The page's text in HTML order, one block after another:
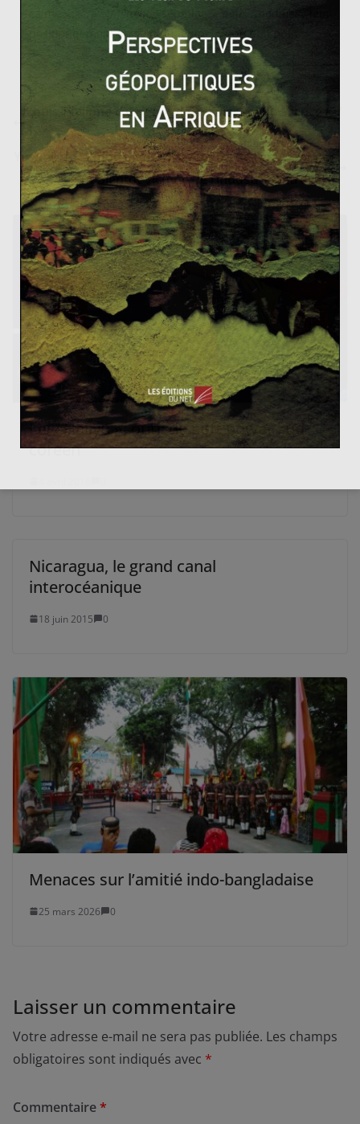
calme et à la paix, semblant déjà modifier leur
positionnement au sein du jeu politique philippin.
Louis-Philippe d’Orléans, le dernier roi de France (2/
2)
Yasuni, un symbole des protecteurs de l’environnem
ent bientôt victime de l’industrie pétrolière
Le « Hallyu », outil du soft power sud-
coréen
Nicaragua, le grand canal
interocéanique
18 juin 2015 0
Menaces sur l’amitié indo-bangladaise
25 mars 2026 0
Laisser un commentaire
Votre adresse e-mail ne sera pas publiée. Les champs
obligatoires sont indiqués avec *
Commentaire*